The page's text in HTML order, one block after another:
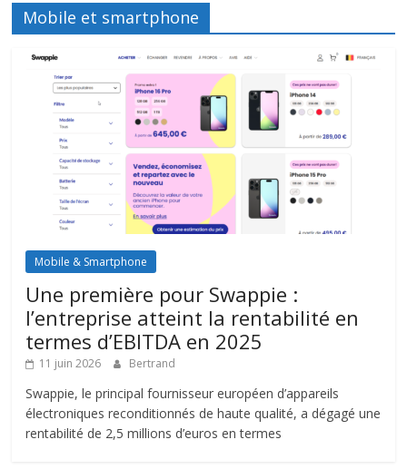
Mobile et smartphone
Mobile & Smartphone
Une première pour Swappie :
l’entreprise atteint la rentabilité en
termes d’EBITDA en 2025
11 juin 2026 Bertrand
Swappie, le principal fournisseur européen d’appareils
électroniques reconditionnés de haute qualité, a dégagé une
rentabilité de 2,5 millions d’euros en termes